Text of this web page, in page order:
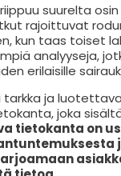
suurelta
rajoittuvat
kun taas toiset
analyyseja,
erilaisille
ja
joka
tietokanta on